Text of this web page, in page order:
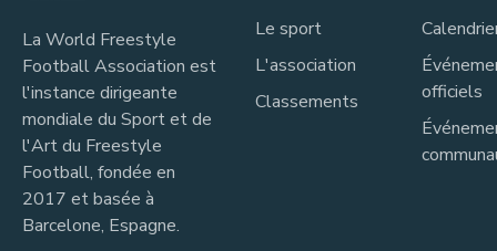
La World Freestyle
Football Association est
l'instance dirigeante
mondiale du Sport et de
l'Art du Freestyle
Football, fondée en
2017 et basée à
Barcelone, Espagne.
Le sport
L'association
Classements
officiels